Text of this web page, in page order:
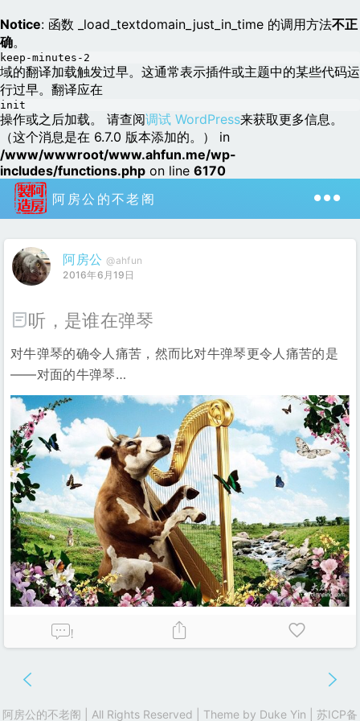
Notice: 函数 _load_textdomain_just_in_time 的调用方法不正
确。
keep-minutes-2
域的翻译加载触发过早。这通常表示插件或主题中的某些代码运
行过早。翻译应在
init
操作或之后加载。 请查阅调试 WordPress来获取更多信息。
（这个消息是在 6.7.0 版本添加的。） in
/www/wwwroot/www.ahfun.me/wp-
includes/functions.php on line 6170
阿房公的不老阁
阿房公 @ahfun
2016年6月19日
听，是谁在弹琴
对牛弹琴的确令人痛苦，然而比对牛弹琴更令人痛苦的是
——对面的牛弹琴…
!
阿房公的不老阁 | All Rights Reserved | Theme by Duke Yin 苏ICP备